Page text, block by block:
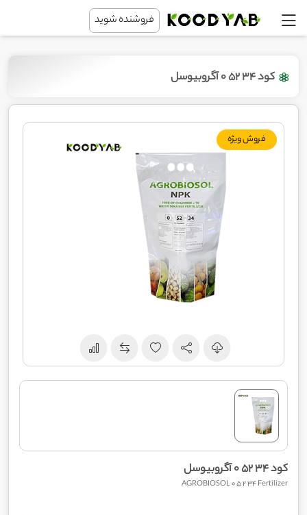
فروشنده شوید
کود 34 52 0 آگروبیوسل
فروش ویژه
کود 34 52 0 آگروبیوسل
AGROBIOSOL 0 5 2 34 Fertilizer